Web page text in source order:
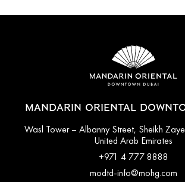
MANDARIN ORIENTAL
Wasl Tower – Albanny Street, Sheikh
United Arab Emirates
+971 4 777 8888
modtd-info@mohg.com